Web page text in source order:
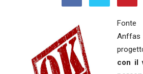
Fonte
Anffas
con il